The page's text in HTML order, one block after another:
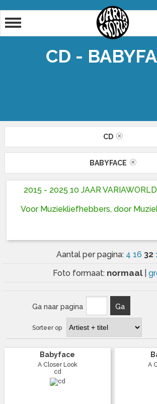
CD -
CD
BABYFACE
2015 - 2025 10 JAAR
Voor Muziekliefhebbers, door
Aantal per pagina: 4 16 32
Foto formaat: normaal
Ga naar pagina Ga
Sorteer op
Babyface
A Closer Look
cd
A